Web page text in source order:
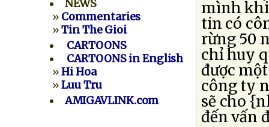
NEWS
» Commentaries
»Tin The Gioi
CARTOONS
CARTOONS in English
»Hi Hoa
»Luu Tru
AMIGAVLINK.com
mình khi
tin có
rừng 50
chỉ huy
được
công ty
sẽ cho
đến vấn